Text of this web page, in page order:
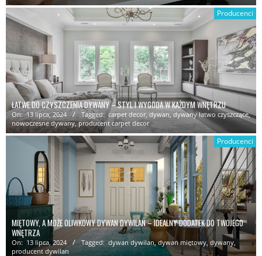
Producenci
ŁATWE DO CZYSZCZENIA DYWANY – STYL I WYGODA W KAŻDYM WNĘTRZU
On: 13 lipca, 2024 Tagged: carpet decor, dywan dywany łatwo czyszczące,
nowoczesne dywany,producent carpet decor
Producenci
MIĘTOWY, A MOŻE OLIWKOWY DYWAN DYWILAN – IDEALNY DODATEK DO TWOJEGO
WNĘTRZA
On: 13 lipca, 2024 Tagged: dywan dywilan,dywan miętowy,dywany
producent dywilan